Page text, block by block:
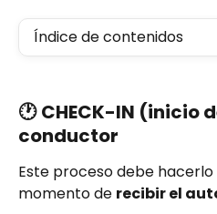
Índice de contenidos
🕐 CHECK-IN (inicio
conductor
Este proceso debe hacerlo
momento de recibir el